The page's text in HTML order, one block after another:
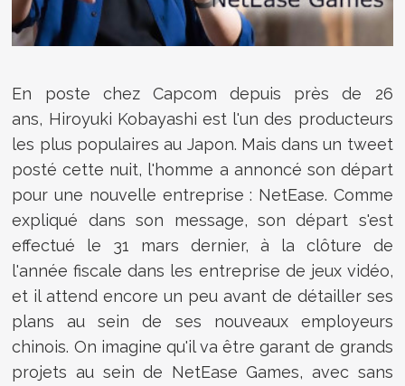
En poste chez Capcom depuis près de 26
ans, Hiroyuki Kobayashi est l'un des producteurs
les plus populaires au Japon. Mais dans un tweet
posté cette nuit, l'homme a annoncé son départ
pour une nouvelle entreprise : NetEase. Comme
expliqué dans son message, son départ s'est
effectué le 31 mars dernier, à la clôture de
l'année fiscale dans les entreprise de jeux vidéo,
et il attend encore un peu avant de détailler ses
plans au sein de ses nouveaux employeurs
chinois. On imagine qu'il va être garant de grands
projets au sein de NetEase Games, avec sans